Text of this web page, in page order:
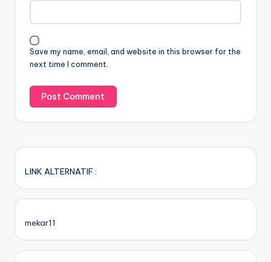
Save my name, email, and website in this browser for the
next time I comment.
LINK ALTERNATIF :
mekar11